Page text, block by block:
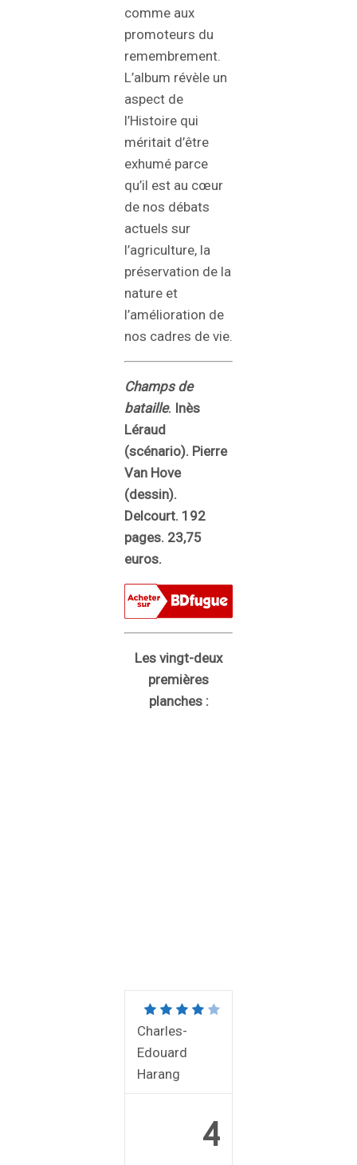
comme aux
promoteurs du
remembrement.
L’album révèle un
aspect de
l’Histoire qui
méritait d’être
exhumé parce
qu’il est au cœur
de nos débats
actuels sur
l’agriculture, la
préservation de la
nature et
l’amélioration de
nos cadres de vie.
Champs de
bataille. Inès
Léraud
(scénario). Pierre
Van Hove
(dessin).
Delcourt. 192
pages. 23,75
euros.
Les vingt-deux
premières
planches :
Charles-
Edouard
Harang
4